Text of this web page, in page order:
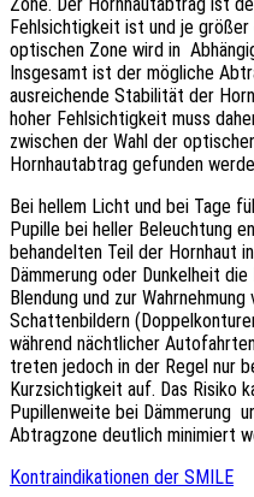
Fehlsichtigkeit ist und je
optischen Zone wird in
Insgesamt ist der mögliche
ausreichende Stabilität der
hoher Fehlsichtigkeit muss
zwischen der Wahl der
Hornhautabtrag gefunden
Bei hellem Licht und bei Tage
Pupille bei heller Beleuchtung
behandelten Teil der Hornhaut
Dämmerung oder Dunkelheit
Blendung und zur
Schattenbildern
während nächtlicher
treten jedoch in der Regel nur
Kurzsichtigkeit auf. Das Risiko
Pupillenweite bei Dämmerung
Abtragzone deutlich minimiert
Kontraindikationen der SMILE